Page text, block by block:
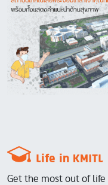
Life in KMITL
Get the most out of life